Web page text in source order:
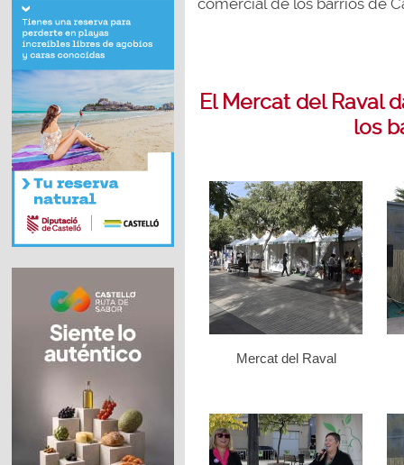
comercial de los barrios de
El Mercat del Raval
los
Mercat del Raval